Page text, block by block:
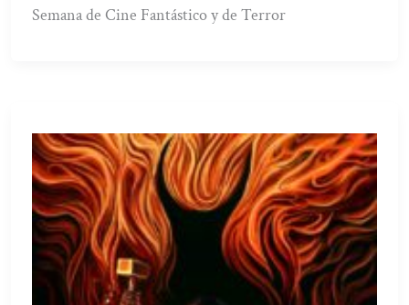
Semana de Cine Fantástico y de Terror